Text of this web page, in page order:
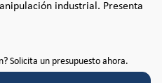
industrial. Presenta
Solicita un presupuesto ahora.